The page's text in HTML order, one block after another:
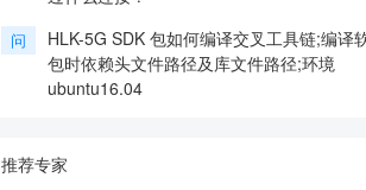
问
HLK-5G SDK 包如何编译交叉工具链;编译
包时依赖头文件路径及库文件路径;环境
ubuntu16.04
推荐专家